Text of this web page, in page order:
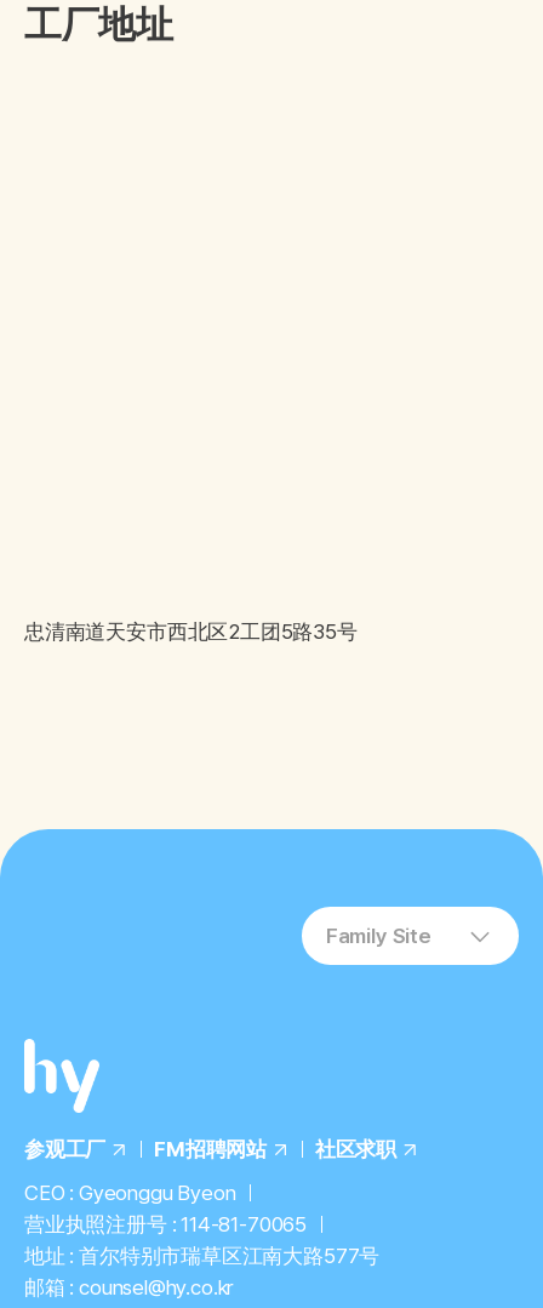
工厂地址
忠清南道天安市西北区2工团5路35号
Family Site
参观工厂 FM招聘网站
社区求职
CEO : Gyeonggu Byeon
营业执照注册号 : 114-81-70065
地址 : 首尔特别市瑞草区江南大路577号
邮箱 : counsel@hy.co.kr